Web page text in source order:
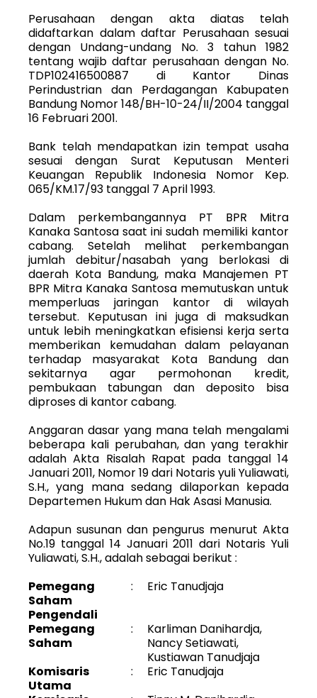
Perusahaan dengan akta diatas telah
didaftarkan dalam daftar Perusahaan sesuai
dengan Undang-undang No. 3 tahun 1982
tentang wajib daftar perusahaan dengan No.
TDP102416500887 di Kantor Dinas
Perindustrian dan Perdagangan Kabupaten
Bandung Nomor 148/BH-10-24/II/2004 tanggal
16 Februari 2001.
Bank telah mendapatkan izin tempat usaha
sesuai dengan Surat Keputusan Menteri
Keuangan Republik Indonesia Nomor Kep.
065/KM.17/93 tanggal 7 April 1993.
Dalam perkembangannya PT BPR Mitra
Kanaka Santosa saat ini sudah memiliki kantor
cabang. Setelah melihat perkembangan
jumlah debitur/nasabah yang berlokasi di
daerah Kota Bandung, maka Manajemen PT
BPR Mitra Kanaka Santosa memutuskan untuk
memperluas jaringan kantor di wilayah
tersebut. Keputusan ini juga di maksudkan
untuk lebih meningkatkan efisiensi kerja serta
memberikan kemudahan dalam pelayanan
terhadap masyarakat Kota Bandung dan
sekitarnya agar permohonan kredit,
pembukaan tabungan dan deposito bisa
diproses di kantor cabang.
Anggaran dasar yang mana telah mengalami
beberapa kali perubahan, dan yang terakhir
adalah Akta Risalah Rapat pada tanggal 14
Januari 2011, Nomor 19 dari Notaris yuli Yuliawati,
S.H., yang mana sedang dilaporkan kepada
Departemen Hukum dan Hak Asasi Manusia.
Adapun susunan dan pengurus menurut Akta
No.19 tanggal 14 Januari 2011 dari Notaris Yuli
Yuliawati, S.H., adalah sebagai berikut :
Pemegang
Saham
Pengendali
: Eric Tanudjaja
Pemegang
Saham
: Karliman Danihardja,
Nancy Setiawati,
Kustiawan Tanudjaja
Komisaris
Utama
: Eric Tanudjaja